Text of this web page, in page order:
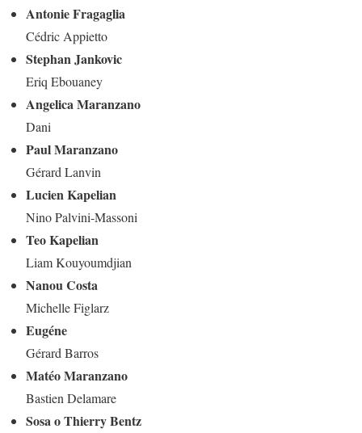
Antonie Fragaglia
Cédric Appietto
Stephan Jankovic
Eriq Ebouaney
Angelica Maranzano
Dani
Paul Maranzano
Gérard Lanvin
Lucien Kapelian
Nino Palvini-Massoni
Teo Kapelian
Liam Kouyoumdjian
Nanou Costa
Michelle Figlarz
Eugéne
Gérard Barros
Matéo Maranzano
Bastien Delamare
Sosa o Thierry Bentz